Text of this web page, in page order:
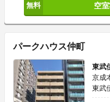
空
パークハウス仲町
東武
京成
東武